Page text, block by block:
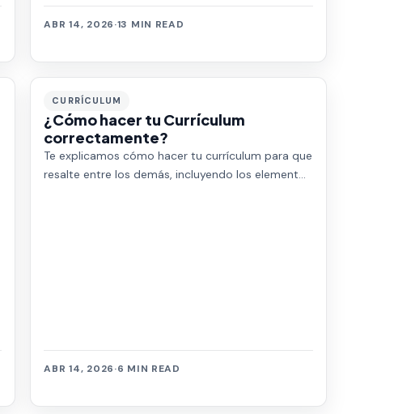
Jav…
ABR 14, 2026·13 MIN READ
CURRÍCULUM
¿Cómo hacer tu Currículum
correctamente?
Te explicamos cómo hacer tu currículum para que
resalte entre los demás, incluyendo los elementos
ABR 14, 2026·6 MIN READ